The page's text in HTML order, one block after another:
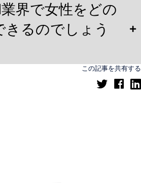
界で女性をどの
きるのでしょう
この記事を共有する